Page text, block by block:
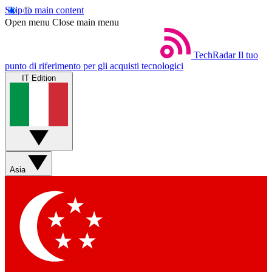
Skip to main content
Open menu Close main menu
TechRadar Il tuo
punto di riferimento per gli acquisti tecnologici
IT Edition
Asia